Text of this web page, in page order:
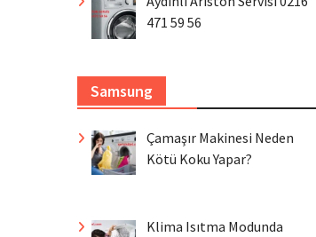
471 59 56
Samsung
Çamaşır Makinesi Neden
Kötü Koku Yapar?
Klima Isıtma Modunda